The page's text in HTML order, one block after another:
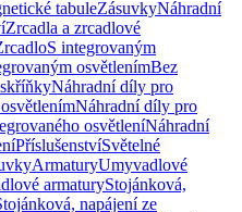
tabuleZásuvkyNáhradní
Zrcadla a zrcadlové
S integrovaným
osvětlenímBez
Náhradní díly pro
Náhradní díly pro
osvětleníNáhradní
PříslušenstvíSvětelné
ArmaturyUmyvadlové
armaturyStojánková,
napájení ze